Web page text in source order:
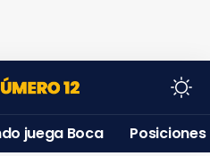
juega Boca Posiciones